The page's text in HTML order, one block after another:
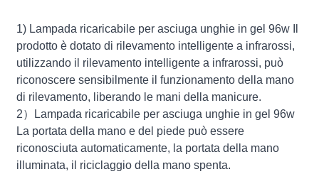
1) Lampada ricaricabile per asciuga unghie in gel 96w Il
prodotto è dotato di rilevamento intelligente a infrarossi,
utilizzando il rilevamento intelligente a infrarossi, può
riconoscere sensibilmente il funzionamento della mano
di rilevamento, liberando le mani della manicure.
2）Lampada ricaricabile per asciuga unghie in gel 96w
La portata della mano e del piede può essere
riconosciuta automaticamente, la portata della mano
illuminata, il riciclaggio della mano spenta.